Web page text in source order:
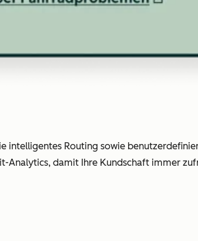
intelligentes Routing sowie
Analytics, damit Ihre Kundschaft immer